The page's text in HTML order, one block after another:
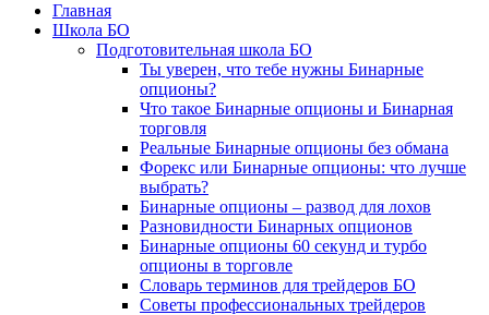
Главная
Школа БО
Подготовительная школа БО
Ты уверен, что тебе нужны Бинарные
опционы?
Что такое Бинарные опционы и Бинарная
торговля
Реальные Бинарные опционы без обмана
Форекс или Бинарные опционы: что лучше
выбрать?
Бинарные опционы – развод для лохов
Разновидности Бинарных опционов
Бинарные опционы 60 секунд и турбо
опционы в торговле
Словарь терминов для трейдеров БО
Советы профессиональных трейдеров